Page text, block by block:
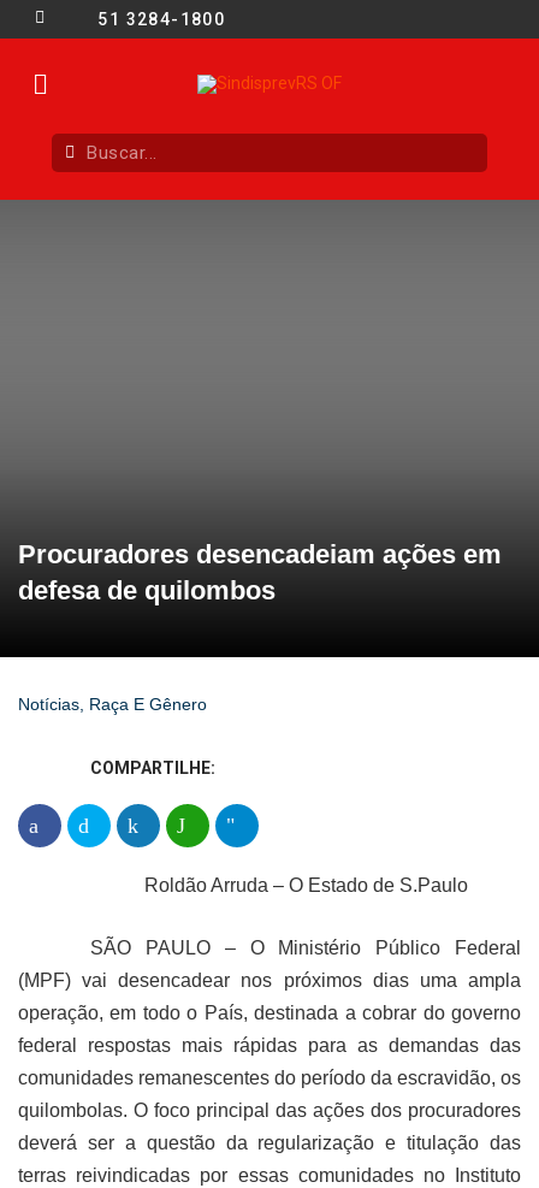
51 3284-1800
Procuradores desencadeiam ações em
defesa de quilombos
Notícias, Raça E Gênero
COMPARTILHE:
Roldão Arruda – O Estado de S.Paulo
SÃO PAULO – O Ministério Público Federal
(MPF) vai desencadear nos próximos dias uma ampla
operação, em todo o País, destinada a cobrar do governo
federal respostas mais rápidas para as demandas das
comunidades remanescentes do período da escravidão, os
quilombolas. O foco principal das ações dos procuradores
deverá ser a questão da regularização e titulação das
terras reivindicadas por essas comunidades no Instituto